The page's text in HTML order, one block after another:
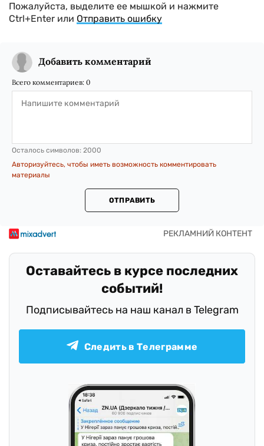
Пожалуйста, выделите ее мышкой и нажмите
Ctrl+Enter или Отправить ошибку
Добавить комментарий
Всего комментариев: 0
Осталось символов: 2000
Авторизуйтесь, чтобы иметь возможность комментировать
материалы
ОТПРАВИТЬ
Оставайтесь в курсе последних
событий!
Подписывайтесь на наш канал в Telegram
Следить в Телеграмме